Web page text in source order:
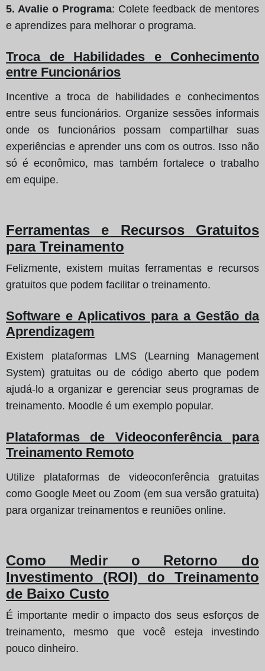
5. Avalie o Programa: Colete feedback de mentores
e aprendizes para melhorar o programa.
Troca de Habilidades e Conhecimento
entre Funcionários
Incentive a troca de habilidades e conhecimentos
entre seus funcionários. Organize sessões informais
onde os funcionários possam compartilhar suas
experiências e aprender uns com os outros. Isso não
só é econômico, mas também fortalece o trabalho
em equipe.
Ferramentas e Recursos Gratuitos
para Treinamento
Felizmente, existem muitas ferramentas e recursos
gratuitos que podem facilitar o treinamento.
Software e Aplicativos para a Gestão da
Aprendizagem
Existem plataformas LMS (Learning Management
System) gratuitas ou de código aberto que podem
ajudá-lo a organizar e gerenciar seus programas de
treinamento. Moodle é um exemplo popular.
Plataformas de Videoconferência para
Treinamento Remoto
Utilize plataformas de videoconferência gratuitas
como Google Meet ou Zoom (em sua versão gratuita)
para organizar treinamentos e reuniões online.
Como Medir o Retorno do
Investimento (ROI) do Treinamento
de Baixo Custo
É importante medir o impacto dos seus esforços de
treinamento, mesmo que você esteja investindo
pouco dinheiro.